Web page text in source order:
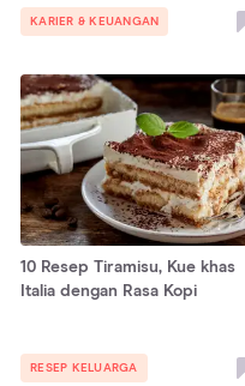
KARIER & KEUANGAN
10 Resep Tiramisu, Kue khas
Italia dengan Rasa Kopi
RESEP KELUARGA